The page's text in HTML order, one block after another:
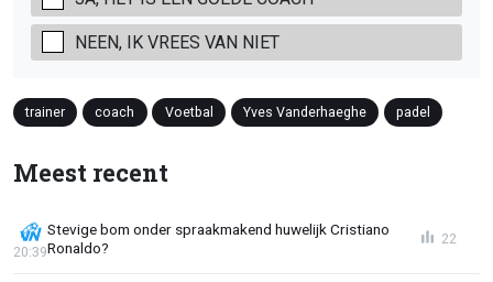
NEEN, IK VREES VAN NIET
trainer coach Voetbal Yves Vanderhaeghe padel
Meest recent
Stevige bom onder spraakmakend huwelijk Cristiano
Ronaldo?
20:39
22